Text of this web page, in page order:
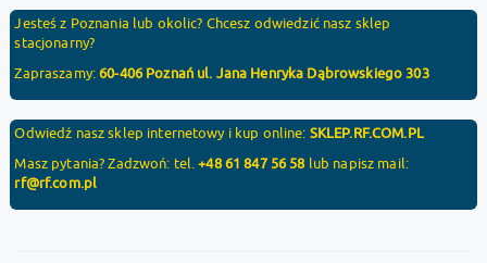
Jesteś z Poznania lub okolic? Chcesz odwiedzić nasz sklep
stacjonarny?
Zapraszamy:60-406 Poznań ul. Jana Henryka Dąbrowskiego 303
Odwiedź nasz sklep internetowy i kup online: SKLEP.RF.COM.PL
Masz pytania? Zadzwoń: tel.+48 61 847 56 58 lub napisz mail:
rf@rf.com.pl